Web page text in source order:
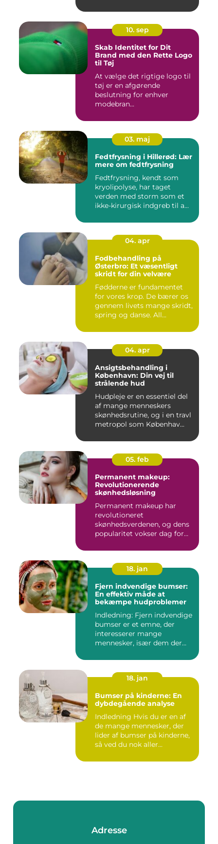
10. sep
Skab Identitet for Dit
Brand med den Rette Logo
til Tøj
At vælge det rigtige logo til
tøj er en afgørende
beslutning for enhver
modebran...
03. maj
Fedtfrysning i Hillerød: Lær
mere om fedtfrysning
Fedtfrysning, kendt som
kryolipolyse, har taget
verden med storm som et
ikke-kirurgisk indgreb til a...
04. apr
Fodbehandling på
Østerbro: Et væsentligt
skridt for din velvære
Fødderne er fundamentet
for vores krop. De bærer os
gennem livets mange skridt,
spring og danse. All...
04. apr
Ansigtsbehandling i
København: Din vej til
strålende hud
Hudpleje er en essentiel del
af mange menneskers
skønhedsrutine, og i en travl
metropol som Københav...
05. feb
Permanent makeup:
Revolutionerende
skønhedsløsning
Permanent makeup har
revolutioneret
skønhedsverdenen, og dens
popularitet vokser dag for
18. jan
Fjern indvendige bumser:
En effektiv måde at
bekæmpe hudproblemer
Indledning: Fjern indvendige
bumser er et emne, der
interesserer mange
mennesker, især dem der
18. jan
Bumser på kinderne: En
dybdegående analyse
Indledning Hvis du er en af
de mange mennesker, der
lider af bumser på kinderne,
så ved du nok aller...
Adresse